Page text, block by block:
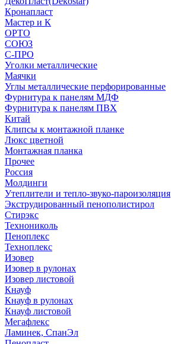
Кронапласт
Мастер и К
ОРТО
СОЮЗ
С-ПРО
Уголки металлические
Маячки
Углы металлические перфорированные
Фурнитура к панелям МДФ
Фурнитура к панелям ПВХ
Китай
Клипсы к монтажной планке
Люкс цветной
Монтажная планка
Прочее
Россия
Молдинги
Утеплители и тепло-звуко-пароизоляция
Экструдированный пенополистирол
Стирэкс
Технониколь
Пеноплекс
Техноплекс
Изовер
Изовер в рулонах
Изовер листовой
Кнауф
Кнауф в рулонах
Кнауф листовой
Мегафлекс
Ламинек, СпанЭл